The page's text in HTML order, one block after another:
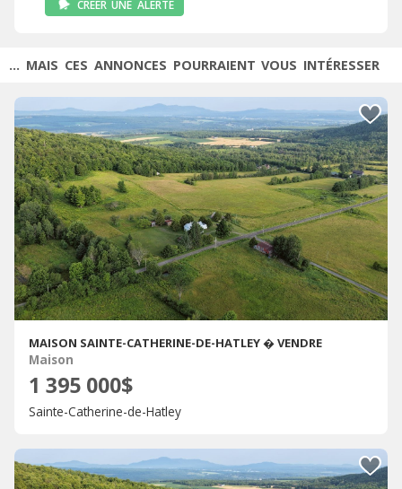
CRÉER UNE ALERTE
... MAIS CES ANNONCES POURRAIENT VOUS INTÉRESSER
MAISON SAINTE-CATHERINE-DE-HATLEY � VENDRE
Maison
1 395 000$
Sainte-Catherine-de-Hatley